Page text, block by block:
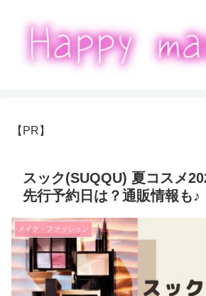
【PR】
スック(SUQQU) 夏コスメ
先行予約日は？通販情報も♪
メイク・ファッション